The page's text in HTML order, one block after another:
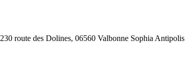
230 route des Dolines, 06560 Valbonne Sophia Antipolis